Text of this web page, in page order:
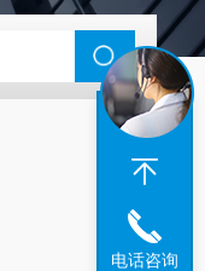
PL-G07日本富士智
电话咨询